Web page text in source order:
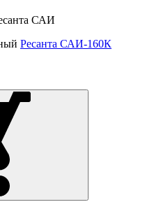
Ресанта САИ-160К